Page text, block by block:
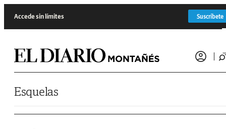
Accede sin límites Suscríbete
Esquelas